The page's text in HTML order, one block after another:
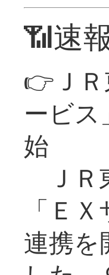
📶速
👉Ｊ
ービ
始
ＪＲ
「Ｅ
連携を